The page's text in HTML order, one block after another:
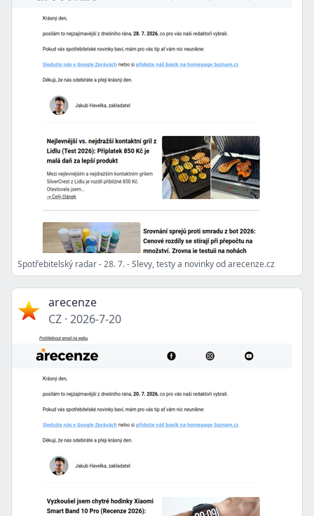
Spotřebitelský radar - 28. 7. - Slevy, testy a novinky od arecenze.cz
arecenze
CZ · 2026-7-20